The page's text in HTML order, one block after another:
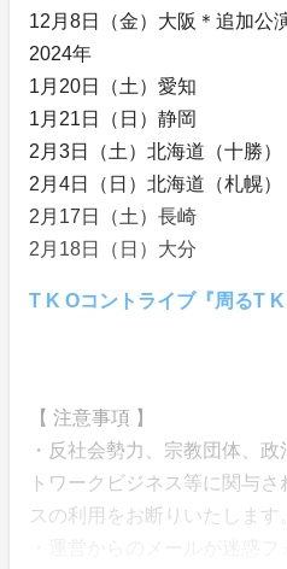
12月8日（金）大阪＊追加公
2024年
1月20日（土）愛知
1月21日（日）静岡
2月3日（土）北海道（十勝）
2月4日（日）北海道（札幌）
2月17日（土）長崎
2月18日（日）大分
T K Oコントライブ『周るT
【 注意事項 】
・反社会勢力、宗教団体、
トワークビジネス等に関与
スの利用をお断りいたします